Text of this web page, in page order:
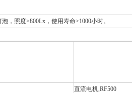
，照度>800Lx，使用寿命>1000小时。
直流电机,RF500